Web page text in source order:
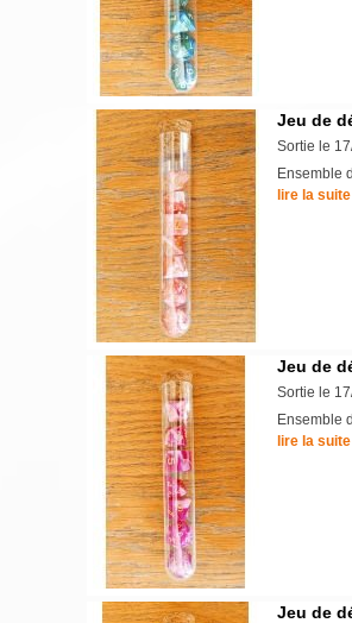
Jeu de
Sortie le
Ensemble
lire la suite
Jeu de
Sortie le
Ensemble
lire la suite
Jeu de